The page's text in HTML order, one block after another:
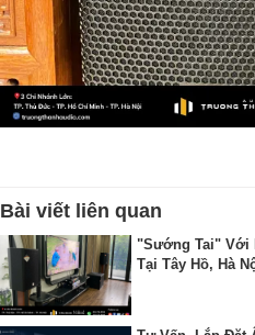
Bài viết liên quan
"Sướng Tai" Với
Tại Tây Hồ, Hà